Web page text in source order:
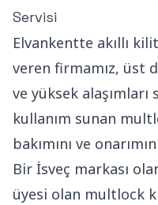
Servisi
Elvankentte akıllı
veren firmamız, üst
ve yüksek
kullanım sunan
bakımını ve
Bir İsveç markası
üyesi olan multlock